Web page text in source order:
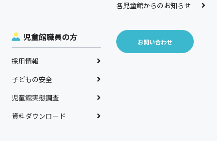
各児童館からのお知らせ
児童館職員の方
採用情報
子どもの安全
児童館実態調査
資料ダウンロード
お問い合わせ